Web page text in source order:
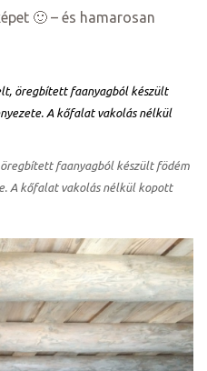
🙂 – és hamarosan
faanyagból készült födém
A kőfalat vakolás nélkül kopott